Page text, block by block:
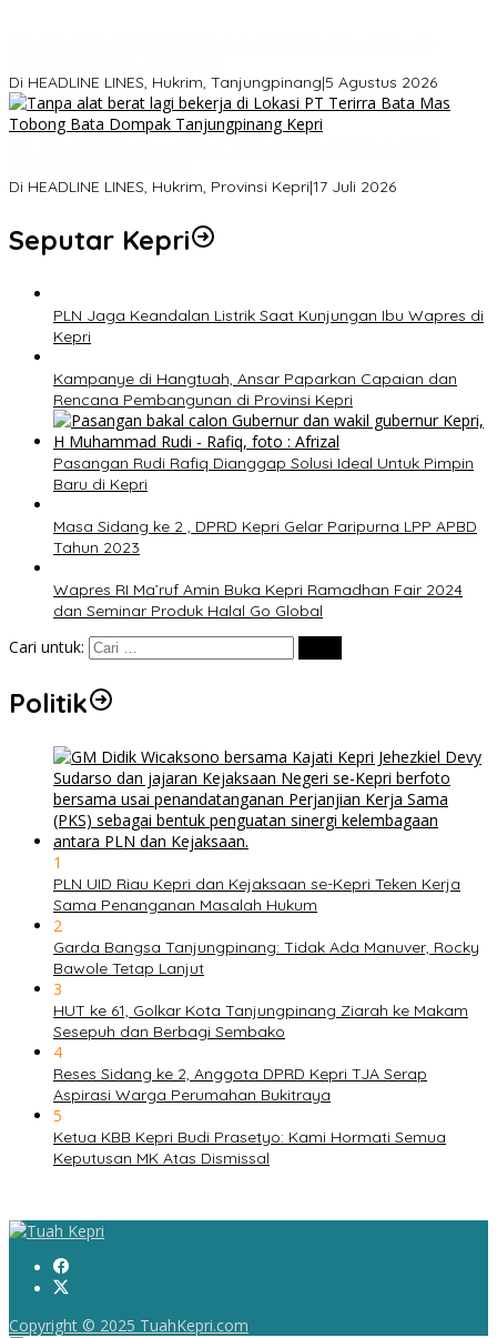
Di HEADLINE LINES, Hukrim, Tanjungpinang|5 Agustus 2026
Di HEADLINE LINES, Hukrim, Provinsi Kepri|17 Juli 2026
Seputar Kepri
PLN Jaga Keandalan Listrik Saat Kunjungan Ibu Wapres di
Kepri
Kampanye di Hangtuah, Ansar Paparkan Capaian dan
Rencana Pembangunan di Provinsi Kepri
Pasangan Rudi Rafiq Dianggap Solusi Ideal Untuk Pimpin
Baru di Kepri
Masa Sidang ke 2 , DPRD Kepri Gelar Paripurna LPP APBD
Tahun 2023
Wapres RI Ma’ruf Amin Buka Kepri Ramadhan Fair 2024
dan Seminar Produk Halal Go Global
Cari untuk:
Politik
1
PLN UID Riau Kepri dan Kejaksaan se-Kepri Teken Kerja
Sama Penanganan Masalah Hukum
2
Garda Bangsa Tanjungpinang: Tidak Ada Manuver, Rocky
Bawole Tetap Lanjut
3
HUT ke 61, Golkar Kota Tanjungpinang Ziarah ke Makam
Sesepuh dan Berbagi Sembako
4
Reses Sidang ke 2, Anggota DPRD Kepri TJA Serap
Aspirasi Warga Perumahan Bukitraya
5
Ketua KBB Kepri Budi Prasetyo: Kami Hormati Semua
Keputusan MK Atas Dismissal
Copyright © 2025 TuahKepri.com